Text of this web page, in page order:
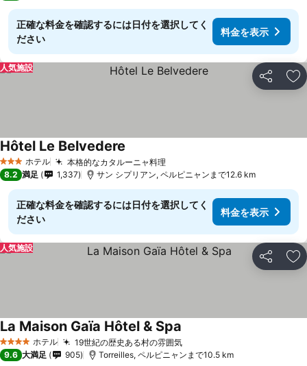
正確な料金を確認するには日付を選択してく
ださい
料金を表示
シェア お
人気施設
3 ホテルのランク
ホテル 本格的なカタルーニャ料理料金を表示
Hôtel Le Belvedere
8.2 満足 1,337 サン シプリアン, ペルピニャンまで12.6 km
正確な料金を確認するには日付を選択してく
ださい
料金を表示
シェア お
人気施設
4 ホテルのランク
ホテル 19世紀の歴史ある村の雰囲気料金を表示
La Maison Gaïa Hôtel & Spa
9.6 大満足 905 Torreilles, ペルピニャンまで10.5 km